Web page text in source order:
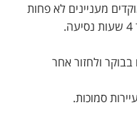
מעניינים לא פחות
ולחזור אחר
סמוכות.